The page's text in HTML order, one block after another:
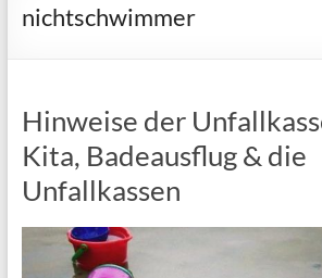
nichtschwimmer
Hinweise der
Kita, Badeausflug & die
Unfallkassen